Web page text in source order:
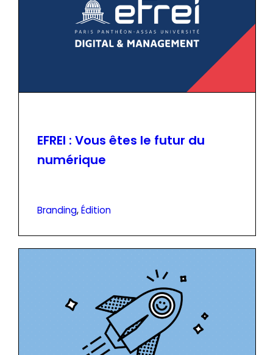
EFREI : Vous êtes le futur du
numérique
Branding, Édition